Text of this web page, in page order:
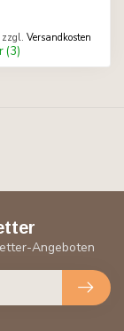
Versandkosten
(3)
Angeboten